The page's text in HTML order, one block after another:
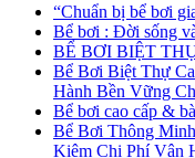
“Chuẩn bị bể bơi
Bể bơi : Đời sống
BỂ BƠI BIỆT
Bể Bơi Biệt Thự
Hành Bền Vững
Bể bơi cao cấp &
Bể Bơi Thông
Kiệm Chi Phí Vận